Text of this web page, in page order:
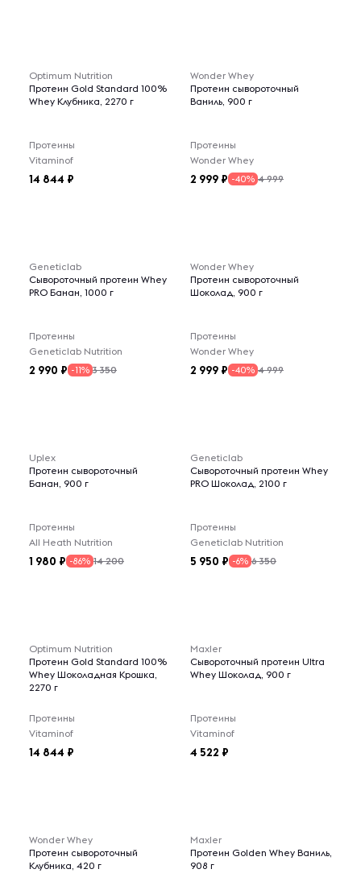
Optimum Nutrition
Протеин Gold Standard 100%
Whey Клубника, 2270 г
Протеины
Vitaminof
14 844
Wonder Whey
Протеин сывороточный
Ваниль, 900 г
Протеины
Wonder Whey
2 999 -40% 4 999
Geneticlab
Сывороточный протеин Whey
PRO Банан, 1000 г
Протеины
Geneticlab Nutrition
2 990 -11% 3 350
Wonder Whey
Протеин сывороточный
Шоколад, 900 г
Протеины
Wonder Whey
2 999 -40% 4 999
Uplex
Протеин сывороточный
Банан, 900 г
Протеины
All Heath Nutrition
1 980 -86% 14 200
Geneticlab
Сывороточный протеин Whey
PRO Шоколад, 2100 г
Протеины
Geneticlab Nutrition
5 950 -6% 6 350
Optimum Nutrition
Протеин Gold Standard 100%
Whey Шоколадная Крошка,
2270 г
Протеины
Vitaminof
14 844
Maxler
Сывороточный протеин Ultra
Whey Шоколад, 900 г
Протеины
Vitaminof
4 522
Wonder Whey
Протеин сывороточный
Клубника, 420 г
Maxler
Протеин Golden Whey Ваниль,
908 г